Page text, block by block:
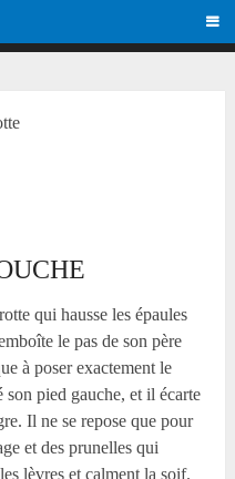
qui hausse les épaules
le pas de son père
à poser exactement le
pied gauche, et il écarte
Il ne se repose que pour
et des prunelles qui
lèvres et calment la soif.